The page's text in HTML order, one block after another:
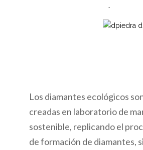
.
.
Los diamantes ecológicos
creadas en laboratorio de
sostenible, replicando el
de formación de diamantes,